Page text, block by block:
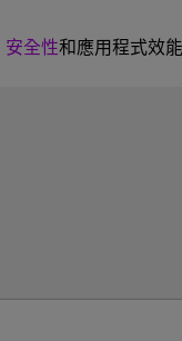
安全性和應用程式效